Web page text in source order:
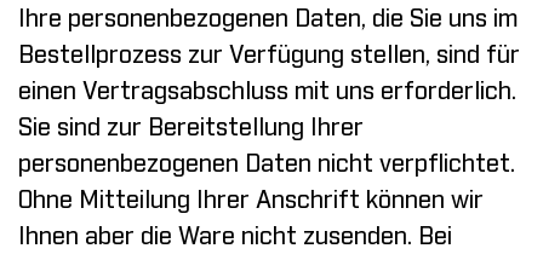
Ihre personenbezogenen Daten, die Sie uns im
Bestellprozess zur Verfügung stellen, sind für
einen Vertragsabschluss mit uns erforderlich.
Sie sind zur Bereitstellung Ihrer
personenbezogenen Daten nicht verpflichtet.
Ohne Mitteilung Ihrer Anschrift können wir
Ihnen aber die Ware nicht zusenden. Bei